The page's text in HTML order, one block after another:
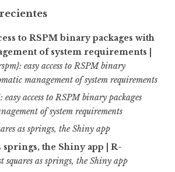
to RSPM binary packages with
of system requirements |
easy access to RSPM binary
management of system requirements
easy access to RSPM binary packages
of system requirements
as springs, the Shiny app
springs, the Shiny app | R-
squares as springs, the Shiny app